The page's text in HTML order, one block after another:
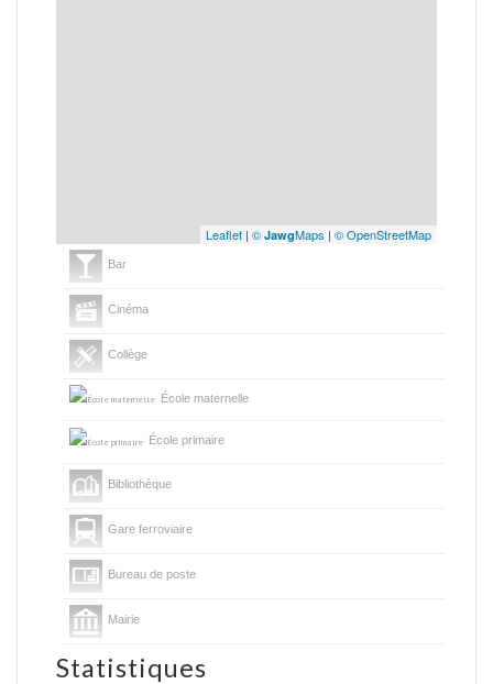
Leaflet | © JawgMaps | © OpenStreetMap
Bar
Cinéma
Collège
École maternelle
École primaire
Bibliothèque
Gare ferroviaire
Bureau de poste
Mairie
Statistiques